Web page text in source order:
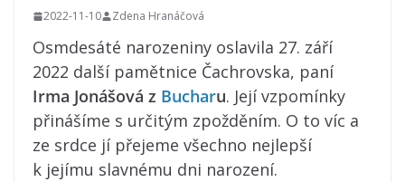
2022-11-10 Zdena Hranáčová
Osmdesáté narozeniny oslavila 27. září
2022 další pamětnice Čachrovska, paní
Irma Jonášová z Bucharu. Její vzpomínky
přinášíme s určitým zpožděním. O to víc a
ze srdce jí přejeme všechno nejlepší
k jejímu slavnému dni narození.